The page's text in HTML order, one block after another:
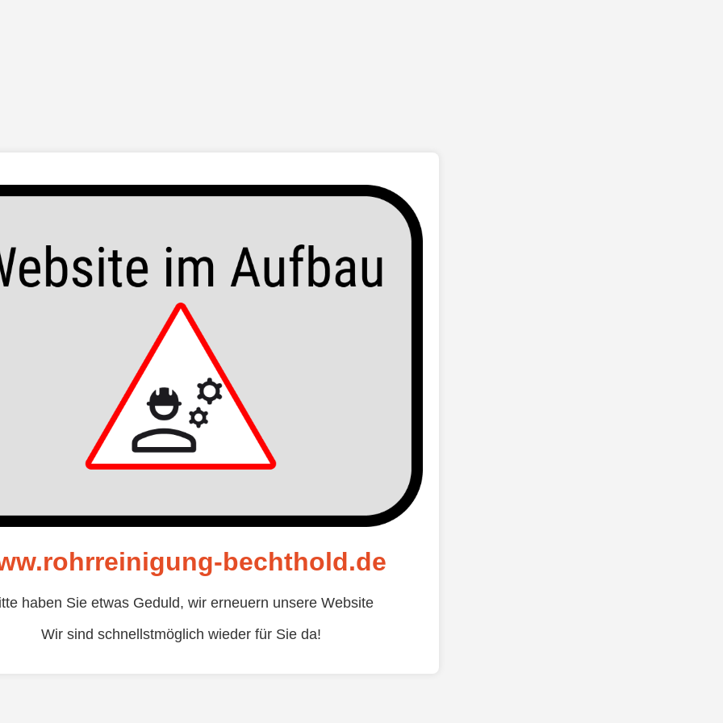
bechthold.de
haben Sie etwas Geduld, wir erneuern unsere Website
Wir sind schnellstmöglich wieder für Sie da!